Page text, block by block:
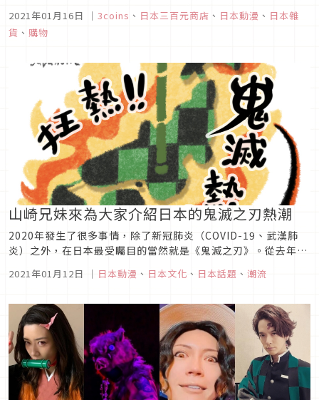
亮的美戰杯盤、收納包與馬上就能拿出來用的冬季保暖商品，並
採取每人每樣限購的形式讓更多美戰粉都能入手，當然要釋放心
2021年01月16日 ｜ 3coins 、 日本三百元商店 、 日本動漫 、 日本雜
貨 、 購物
山崎兄妹來為大家介紹日本的鬼滅之刃熱潮
2020年發生了很多事情，除了新冠肺炎（COVID-19、武漢肺
炎）之外，在日本最受矚目的當然就是《鬼滅之刃》。從去年開
始，只要到書店的《週刊少年Jump》作品單行本專區，就會看
到貼著「一人限購一冊」及「在櫃台購買」等標語的書櫃。當時
品，直到今年...
2021年01月12日 ｜ 日本動漫 、 日本文化 、 日本話題 、 潮流